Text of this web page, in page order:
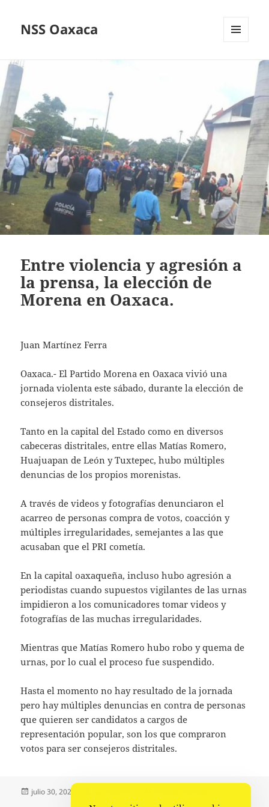
NSS Oaxaca
Entre violencia y agresión a
la prensa, la elección de
Morena en Oaxaca.
Juan Martínez Ferra
Oaxaca.- El Partido Morena en Oaxaca vivió una
jornada violenta este sábado, durante la elección de
consejeros distritales.
Tanto en la capital del Estado como en diversos
cabeceras distritales, entre ellas Matías Romero,
Huajuapan de León y Tuxtepec, hubo múltiples
denuncias de los propios morenistas.
A través de videos y fotografías denunciaron el
acarreo de personas compra de votos, coacción y
múltiples irregularidades, semejantes a las que
acusaban que el PRI cometía.
En la capital oaxaqueña, incluso hubo agresión a
periodistas cuando supuestos vigilantes de las urnas
impidieron a los comunicadores tomar videos y
fotografías de las muchas irregularidades.
Mientras que Matías Romero hubo robo y quema de
urnas, por lo cual el proceso fue suspendido.
Hasta el momento no hay resultado de la jornada
pero hay múltiples denuncias en contra de personas
que quieren ser candidatos a cargos de
representación popular, son los que compraron
votos para ser consejeros distritales.
Publicado
julio 30, 2022